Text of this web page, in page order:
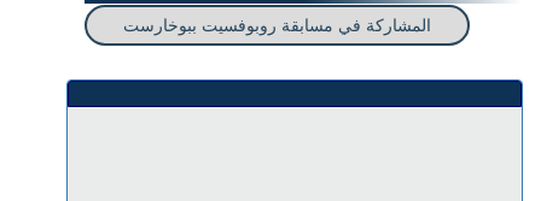
المشاركة في مسابقة روبوفسيت ببوخارست